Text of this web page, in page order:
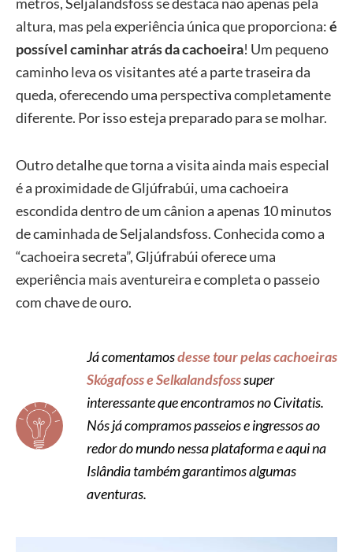
altura, mas pela experiência única que proporciona:é
possível caminhar atrás da cachoeira! Um pequeno
caminho leva os visitantes até a parte traseira da
queda, oferecendo uma perspectiva completamente
diferente. Por isso esteja preparado para se molhar.
Outro detalhe que torna a visita ainda mais especial
é a proximidade de Gljúfrabúi, uma cachoeira
escondida dentro de um cânion a apenas 10 minutos
de caminhada de Seljalandsfoss. Conhecida como a
“cachoeira secreta”, Gljúfrabúi oferece uma
experiência mais aventureira e completa o passeio
com chave de ouro.
Já comentamosdesse tour pelas cachoeiras
Skógafoss e Selkalandsfosssuper
interessante que encontramos no Civitatis.
Nós já compramos passeios e ingressos ao
redor do mundo nessa plataforma e aqui na
Islândia também garantimos algumas
aventuras.